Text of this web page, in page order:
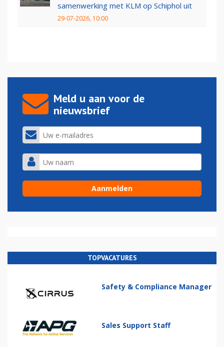
samenwerking met KLM op Schiphol uit
29-07-2026, 10:00
Meld u aan voor de
nieuwsbrief
TOPVACATURES
Safety & Compliance Manager
Sales Support Staff